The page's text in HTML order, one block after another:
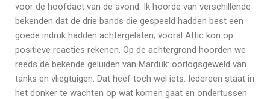
voor de hoofdact van de avond. Ik hoorde van verschillende
bekenden dat de drie bands die gespeeld hadden best een
goede indruk hadden achtergelaten; vooral Attic kon op
positieve reacties rekenen. Op de achtergrond hoorden we
reeds de bekende geluiden van Marduk: oorlogsgeweld van
tanks en vliegtuigen. Dat heef toch wel iets. Iedereen staat in
het donker te wachten op wat komen gaat en ondertussen